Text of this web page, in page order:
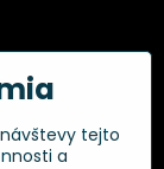
tejto
a